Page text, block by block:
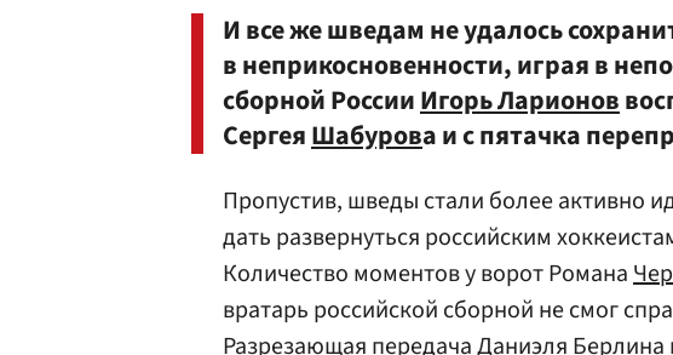
И все же шведам не удалось
в неприкосновенности, играя в
сборной РоссииИгорь Ларионов
СергеяШабурова и с пятачка
Пропустив, шведы стали более активно
дать развернуться российским
Количество моментов у ворот Романа
вратарь российской сборной не смог
Разрезающая передача Даниэля